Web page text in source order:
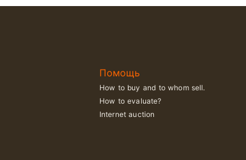
Помощь
How to buy and to whom sell.
How to evaluate?
Internet auction